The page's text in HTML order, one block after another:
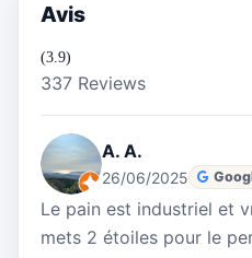
Avis
(3.9)
337 Reviews
A. A.
26/06/2025
Le pain est industriel et
mets 2 étoiles pour le